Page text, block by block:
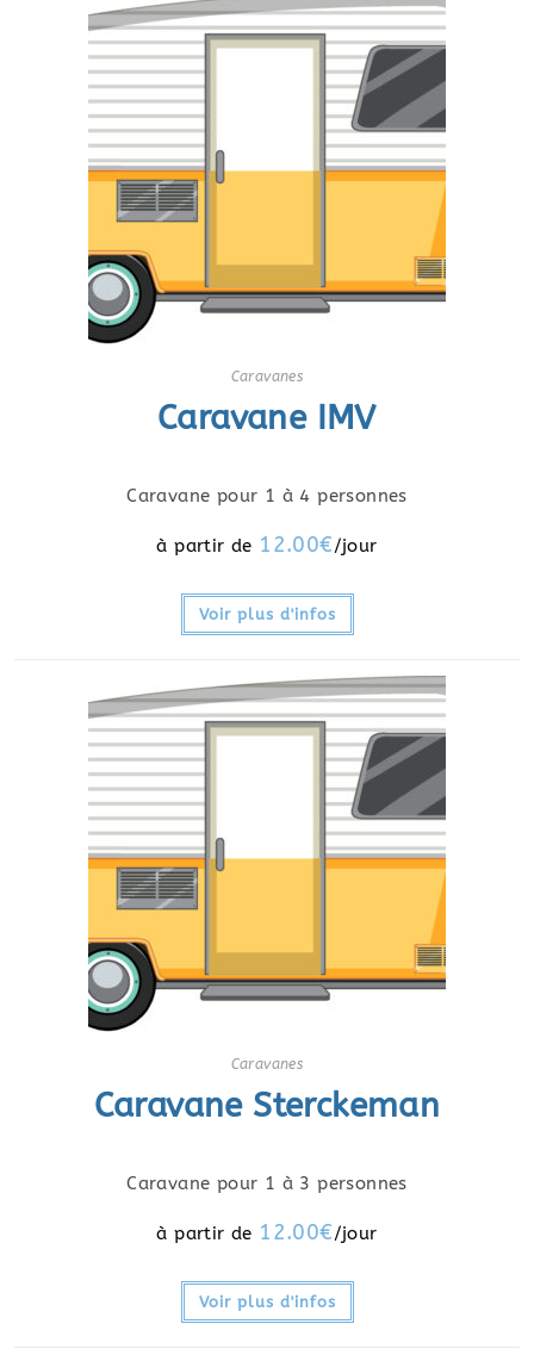
Caravanes
Caravane IMV
Caravane pour 1 à 4 personnes
12.00€
Voir plus d'infos
Caravanes
Caravane Sterckeman
Caravane pour 1 à 3 personnes
12.00€
Voir plus d'infos